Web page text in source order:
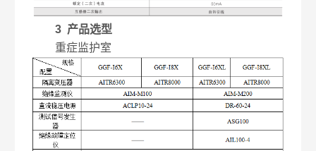
3 产品选型
重症监护室